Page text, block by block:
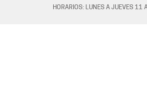
HORARIOS: LUNES A JUEVES